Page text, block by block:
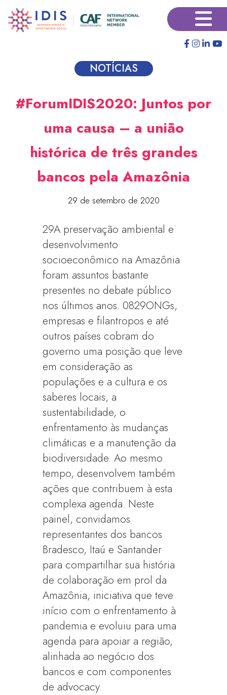
para
×
NOTÍCIAS
#ForumIDIS2020: Juntos por
uma causa – a união
histórica de três grandes
bancos pela Amazônia
29 de setembro de 2020
29A preservação ambiental e
desenvolvimento
socioeconômico na Amazônia
foram assuntos bastante
presentes no debate público
nos últimos anos. 0829ONGs,
empresas e filantropos e até
outros países cobram do
governo uma posição que leve
em consideração as
populações e a cultura e os
saberes locais, a
sustentabilidade, o
enfrentamento às mudanças
climáticas e a manutenção da
biodiversidade. Ao mesmo
tempo, desenvolvem também
ações que contribuem à esta
complexa agenda. Neste
painel, convidamos
representantes dos bancos
Bradesco, Itaú e Santander
para compartilhar sua história
de colaboração em prol da
Amazônia, iniciativa que teve
início com o enfrentamento à
pandemia e evoluiu para uma
agenda para apoiar a região,
alinhada ao negócio dos
bancos e com componentes
de advocacy.